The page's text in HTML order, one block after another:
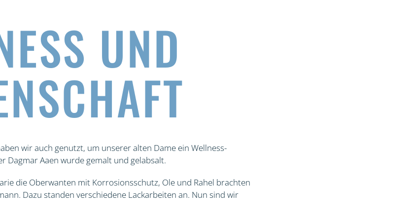
UND
wir auch genutzt, um unserer alten Dame ein Wellness-
Dagmar Aaen wurde gemalt und gelabsalt.
die Oberwanten mit Korrosionsschutz, Ole und Rahel brachten
Dazu standen verschiedene Lackarbeiten an. Nun sind wir